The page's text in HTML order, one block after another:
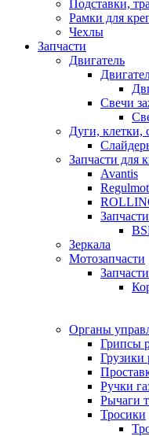
Подставки,
Рамки для
Чехлы
Запчасти
Двигатель
Свечи
Дуги, клетки,
Запчасти для
Avantis
Зеркала
Мотозапчасти
Органы
Грипсы
Грузики
Ручки
Рычаги
Тросики